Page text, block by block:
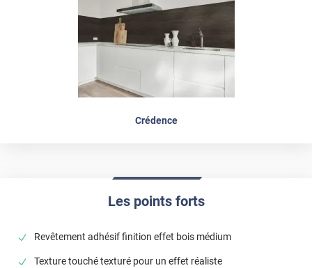
Crédence
Les points forts
Revêtement adhésif finition effet bois médium
Texture touché texturé pour un effet réaliste